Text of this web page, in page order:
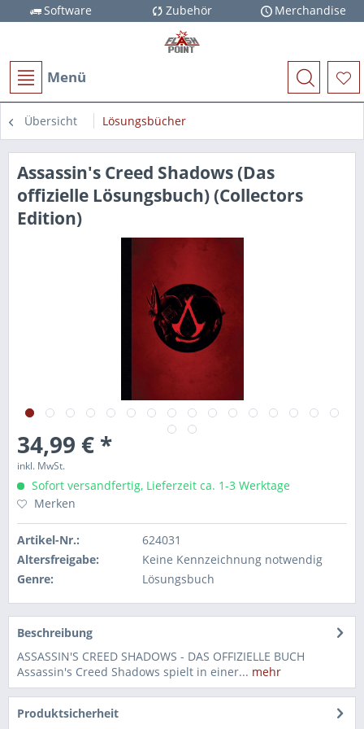
Software Zubehör Merchandise
Menü
Übersicht Lösungsbücher
Assassin's Creed Shadows (Das
offizielle Lösungsbuch) (Collectors
Edition)
34,99 € *
inkl. MwSt.
Sofort versandfertig, Lieferzeit ca. 1-3 Werktage
Merken
Artikel-Nr.:
624031
Altersfreigabe:
Keine Kennzeichnung notwendig
Genre:
Lösungsbuch
Beschreibung
ASSASSIN'S CREED SHADOWS - DAS OFFIZIELLE BUCH
Assassin's Creed Shadows spielt in einer... mehr
Produktsicherheit